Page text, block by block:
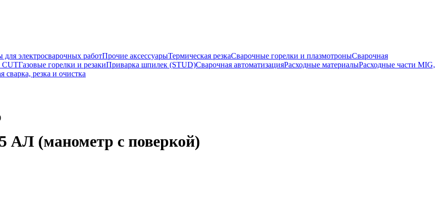
для электросварочных работПрочие аксессуарыТермическая резкаСварочные горелки и плазмотроныСварочная
CUTГазовые горелки и резакиПриварка шпилек (STUD)Сварочная автоматизацияРасходные материалыРасходные части MIG,
сварка, резка и очистка
АЛ (манометр с поверкой)